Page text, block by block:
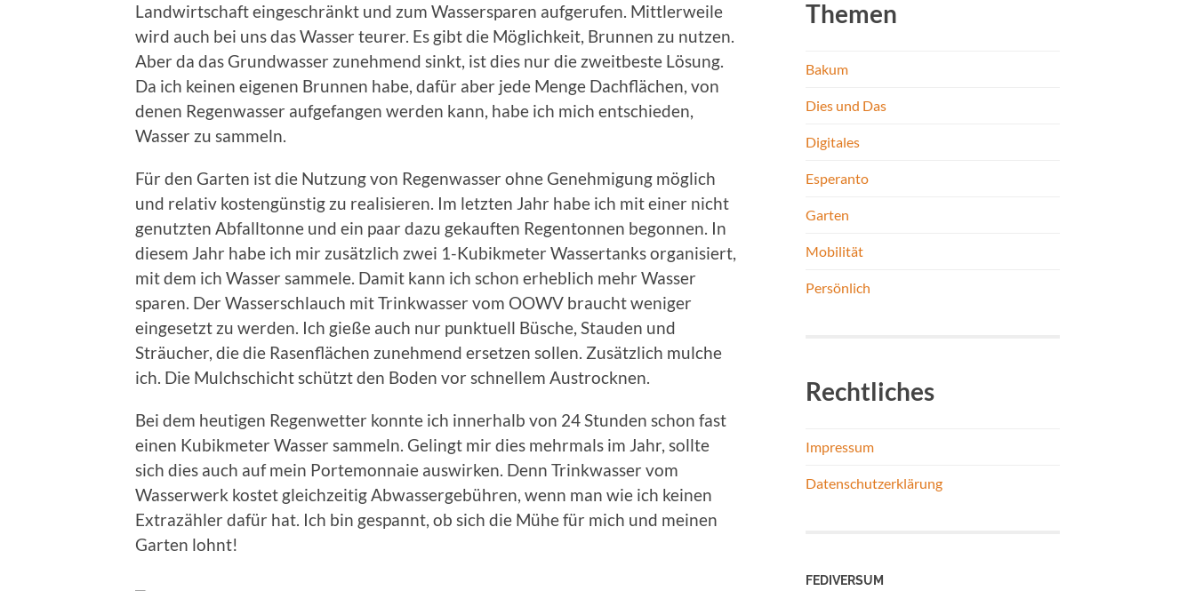
Landwirtschaft eingeschränkt und zum Wassersparen aufgerufen. Mittlerweile
wird auch bei uns das Wasser teurer. Es gibt die Möglichkeit, Brunnen zu nutzen.
Aber da das Grundwasser zunehmend sinkt, ist dies nur die zweitbeste Lösung.
Da ich keinen eigenen Brunnen habe, dafür aber jede Menge Dachflächen, von
denen Regenwasser aufgefangen werden kann, habe ich mich entschieden,
Wasser zu sammeln.
Für den Garten ist die Nutzung von Regenwasser ohne Genehmigung möglich
und relativ kostengünstig zu realisieren. Im letzten Jahr habe ich mit einer nicht
genutzten Abfalltonne und ein paar dazu gekauften Regentonnen begonnen. In
diesem Jahr habe ich mir zusätzlich zwei 1-Kubikmeter Wassertanks organisiert,
mit dem ich Wasser sammele. Damit kann ich schon erheblich mehr Wasser
sparen. Der Wasserschlauch mit Trinkwasser vom OOWV braucht weniger
eingesetzt zu werden. Ich gieße auch nur punktuell Büsche, Stauden und
Sträucher, die die Rasenflächen zunehmend ersetzen sollen. Zusätzlich mulche
ich. Die Mulchschicht schützt den Boden vor schnellem Austrocknen.
Bei dem heutigen Regenwetter konnte ich innerhalb von 24 Stunden schon fast
einen Kubikmeter Wasser sammeln. Gelingt mir dies mehrmals im Jahr, sollte
sich dies auch auf mein Portemonnaie auswirken. Denn Trinkwasser vom
Wasserwerk kostet gleichzeitig Abwassergebühren, wenn man wie ich keinen
Extrazähler dafür hat. Ich bin gespannt, ob sich die Mühe für mich und meinen
Garten lohnt!
Themen
Bakum
Dies und Das
Digitales
Esperanto
Garten
Mobilität
Persönlich
Rechtliches
Impressum
Datenschutzerklärung
FEDIVERSUM